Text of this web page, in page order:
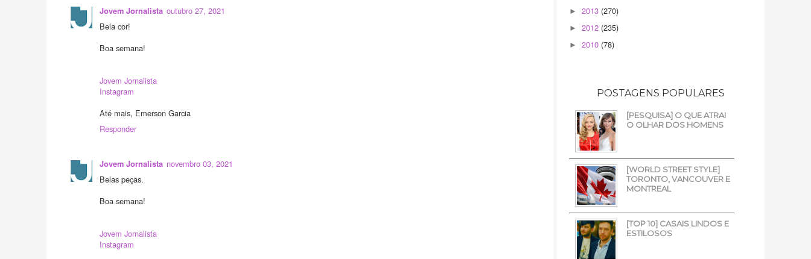
Jovem Jornalista outubro 27, 2021
Bela cor!
Boa semana!
Jovem Jornalista
Instagram
Até mais, Emerson Garcia
Responder
Jovem Jornalista novembro 03, 2021
Belas peças.
Boa semana!
Jovem Jornalista
Instagram
► 2013 (270)
► 2012 (235)
► 2010 (78)
POSTAGENS POPULARES
[PESQUISA] O QUE ATRAI
O OLHAR DOS HOMENS
[WORLD STREET STYLE]
TORONTO, VANCOUVER E
MONTREAL
[TOP 10] CASAIS LINDOS E
ESTILOSOS